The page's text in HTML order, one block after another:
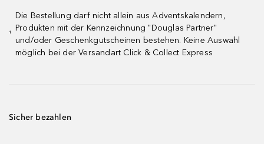
¹
Die Bestellung darf nicht allein aus Adventskalendern,
Produkten mit der Kennzeichnung "Douglas Partner"
und/oder Geschenkgutscheinen bestehen. Keine Auswahl
möglich bei der Versandart Click & Collect Express
Sicher bezahlen